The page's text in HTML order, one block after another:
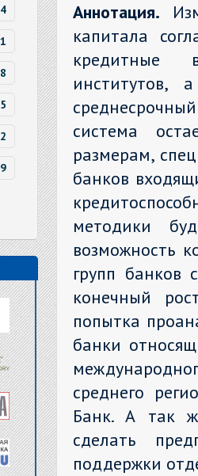
Аннотация.
капитала
кредитные
институтов,
система
размерам,
банков
методики
возможность
групп банков
конечный
попытка
банки
среднего
Банк. А так
сделать
поддержки